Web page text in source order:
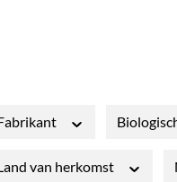
van herkomst